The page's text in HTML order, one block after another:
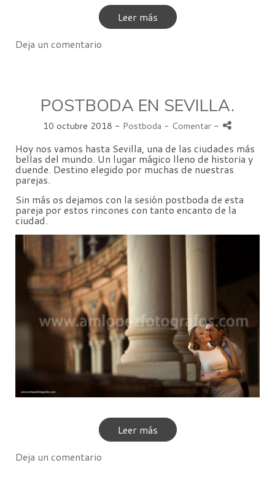
Leer más
Deja un comentario
POSTBODA EN SEVILLA.
10 octubre 2018 - Postboda - Comentar -
Hoy nos vamos hasta Sevilla, una de las ciudades más
bellas del mundo. Un lugar mágico lleno de historia y
duende. Destino elegido por muchas de nuestras
parejas.
Sin más os dejamos con la sesión postboda de esta
pareja por estos rincones con tanto encanto de la
ciudad.
Leer más
Deja un comentario